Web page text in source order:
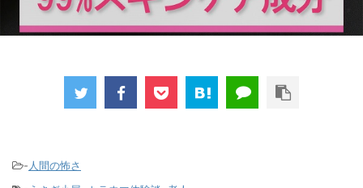
-人間の怖さ